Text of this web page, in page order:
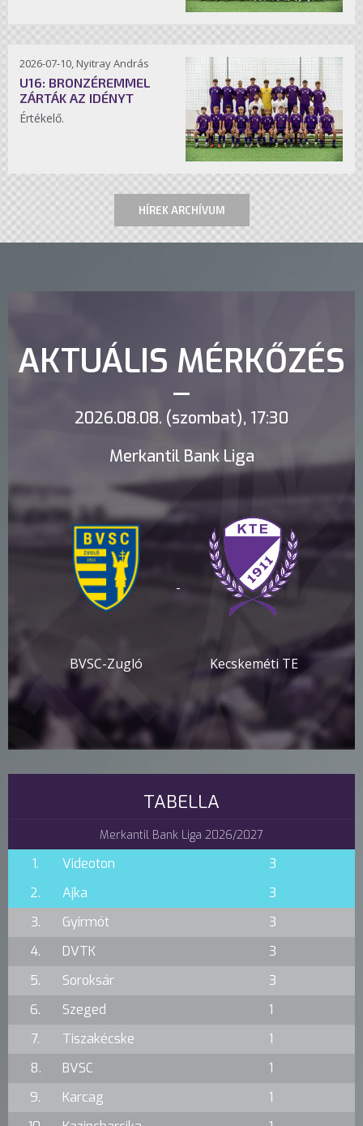
2026-07-10, Nyitray András
U16: BRONZÉREMMEL
ZÁRTÁK AZ IDÉNYT
Értékelő.
HÍREK ARCHÍVUM
AKTUÁLIS MÉRKŐZÉS
2026.08.08. (szombat), 17:30
Merkantil Bank Liga
BVSC-Zugló
-
Kecskeméti TE
TABELLA
Merkantil Bank Liga 2026/2027
1. Videoton
3
2.
Ajka
3
3.
Gyirmót
3
4.
DVTK
3
5.
Soroksár
3
6.
Szeged
1
7.
Tiszakécske
1
8.
BVSC
1
9.
Karcag
1